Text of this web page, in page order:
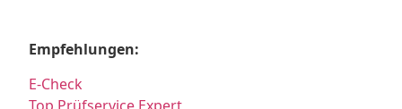
Empfehlungen:
E-Check